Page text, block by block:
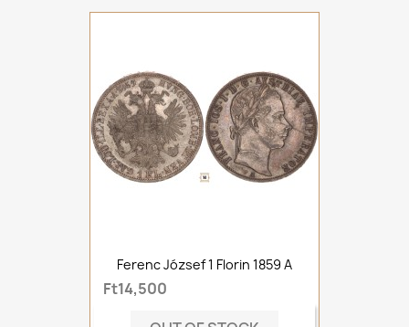
Ferenc József 1 Florin 1859 A
Ft14,500